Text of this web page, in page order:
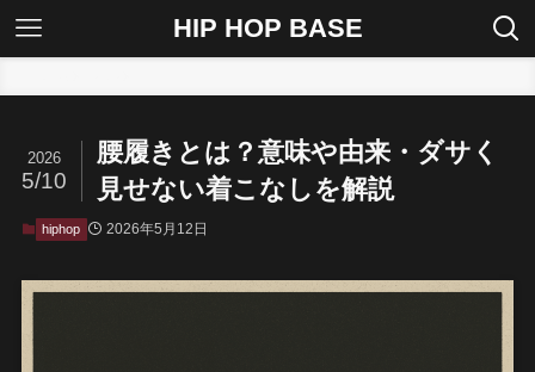
HIP HOP BASE
腰履きとは？意味や由来・ダサく
見せない着こなしを解説
2026
5/10
hiphop 2026年5月12日